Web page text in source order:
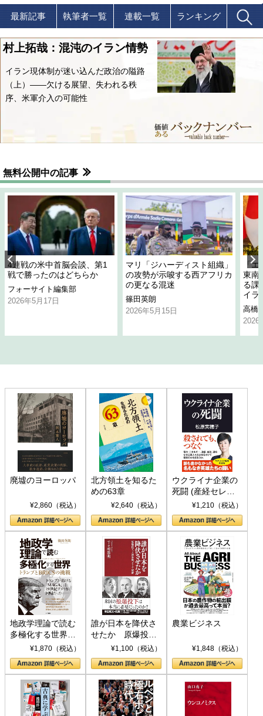
最新記事 執筆者一覧 連載一覧 ランキング
村上拓哉：混沌のイラン情勢
イラン現体制が迷い込んだ政治の隘路
（上）――欠ける展望、失われる秩
序、米軍介入の可能性
無料公開中の記事
4連戦の米中首脳会談、第1
戦で勝ったのはどちらか
フォーサイト編集部
2026年5月17日
マリ「ジハーディスト組織」
の攻勢が示唆する西アフリカ
の更なる混迷
篠田英朗
2026年5月15日
「
東南
る課
イラ
高橋
2026
廃墟のヨーロッパ
¥2,860（税込）
北方領土を知るた
めの63章
¥2,640（税込）
ウクライナ企業の
死闘 (産経セレク
ト S 039)¥1,210（税込）
地政学理論で読む
多極化する世界：
トランプとBRICS
の挑戦
¥1,870（税込）
誰が日本を降伏さ
せたか 原爆投
下、ソ連参戦、そ
して聖断 (PHP新
書)
¥1,100（税込）
農業ビジネス
¥1,848（税込）